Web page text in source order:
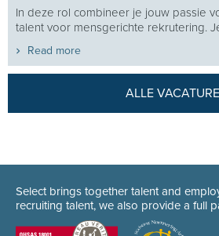
In deze rol combineer je jouw passie
talent voor mensgerichte rekrutering.
Read more
ALLE
Select brings together talent and
recruiting talent, we also provide a full